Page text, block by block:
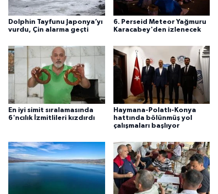
Dolphin Tayfunu Japonya’yı
vurdu, Çin alarma geçti
6. Perseid Meteor Yağmuru
Karacabey'den izlenecek
En iyi simit sıralamasında
6'ncılık İzmitlileri kızdırdı
Haymana-Polatlı-Konya
hattında bölünmüş yol
çalışmaları başlıyor